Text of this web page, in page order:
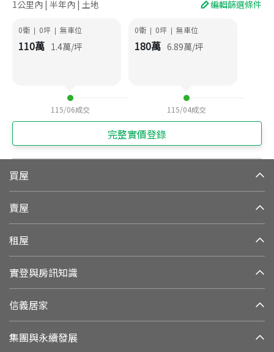
1公里內 | 半年內 | 土地 編輯篩選條件
0衛 | 0坪 | 無車位
110萬 1.4萬/坪
115/06成交
0衛 | 0坪 | 無車位
180萬 6.89萬/坪
115/04成交
完整實價登錄
買屋
賣屋
租屋
實登與房訊知識
信義居家
集團與永續發展